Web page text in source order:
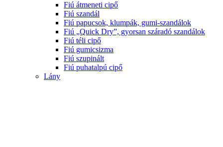
Fiú átmeneti cipő
Fiú szandál
Fiú papucsok, klumpák, gumi-szandálok
Fiú „Quick Dry”, gyorsan száradó szandálok
Fiú téli cipő
Fiú gumicsizma
Fiú szupinált
Fiú puhatalpú cipő
Lány